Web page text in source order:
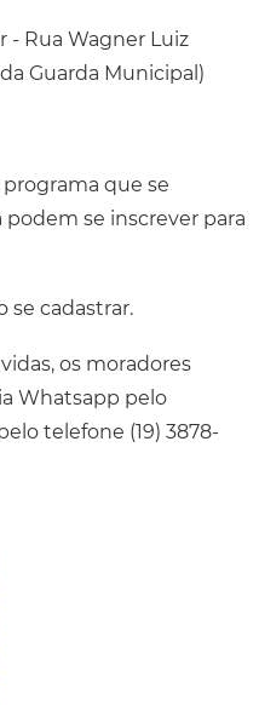
- Rua Wagner Luiz
Guarda Municipal)
que se
se inscrever para
se cadastrar.
os moradores
Whatsapp pelo
telefone (19) 3878-